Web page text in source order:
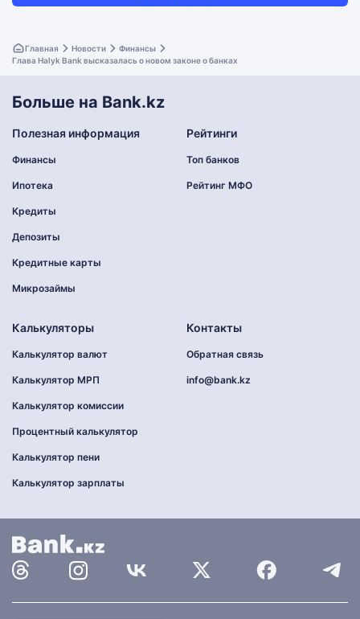
Главная Новости
Финансы
Глава Halyk Bank высказалась о новом законе о банках
Больше на Bank.kz
Полезная информация
Финансы
Ипотека
Кредиты
Депозиты
Кредитные карты
Микрозаймы
Рейтинги
Топ банков
Рейтинг МФО
Калькуляторы
Калькулятор валют
Калькулятор МРП
Калькулятор комиссии
Процентный калькулятор
Калькулятор пени
Калькулятор зарплаты
Контакты
Обратная связь
info@bank.kz